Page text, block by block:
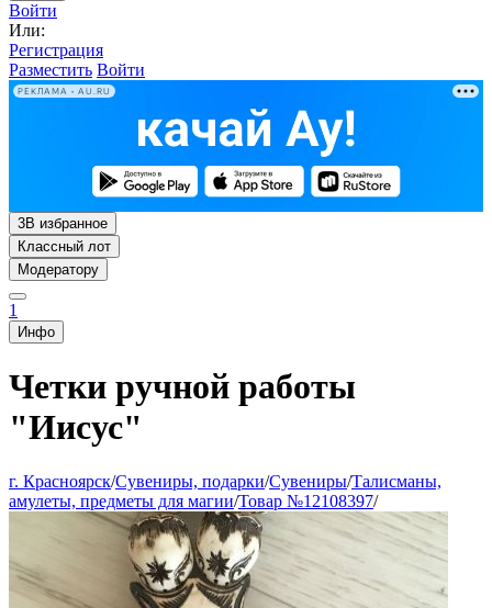
Войти
Или:
Регистрация
Разместить Войти
РЕКЛАМА • AU.RU
3В избранное
Классный лот
Модератору
1
Инфо
Четки ручной работы
"Иисус"
г. Красноярск/Сувениры, подарки/Сувениры/Талисманы,
амулеты, предметы для магии/Товар №12108397/